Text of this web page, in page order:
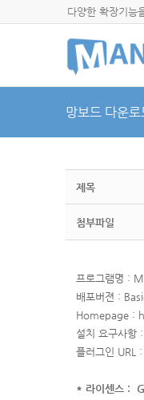
다양한 확장기능
망보드 다운로
제목
첨부파일
프로그램명 :
배포버젼 :
Homepage :
설치 요구
플러그인 URL :
* 라이센스 :